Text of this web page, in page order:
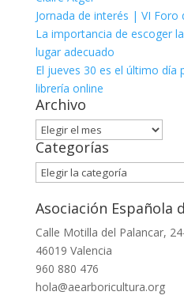
Jornada de interés | VI Foro
La importancia de escoger
lugar adecuado
El jueves 30 es el último día
librería online
Archivo
Archivo
Categorías
Categorías
Asociación Española
Calle Motilla del Palancar,
46019 Valencia
960 880 476
hola@aearboricultura.org